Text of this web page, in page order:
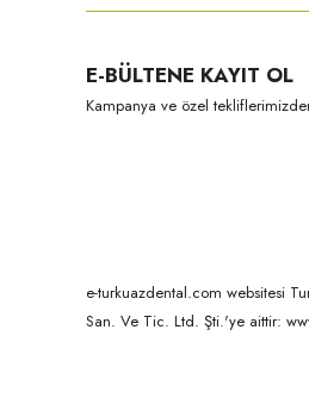
Kuraray-Noritake
CZR Opak Dentin-50 Gr B3
E-BÜLTENE KAYIT OL
Kampanya ve özel
e-turkuazdental.com websitesi
San. Ve Tic. Ltd. Şti.'ye aittir: